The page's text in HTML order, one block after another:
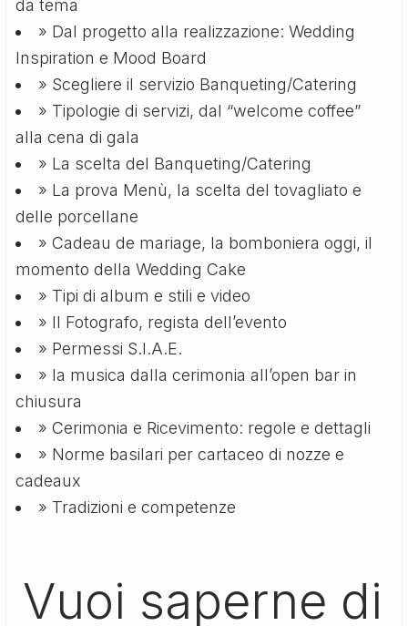
da tema
» Dal progetto alla realizzazione: Wedding
Inspiration e Mood Board
» Scegliere il servizio Banqueting/Catering
» Tipologie di servizi, dal “welcome coffee”
alla cena di gala
» La scelta del Banqueting/Catering
» La prova Menù, la scelta del tovagliato e
delle porcellane
» Cadeau de mariage, la bomboniera oggi, il
momento della Wedding Cake
» Tipi di album e stili e video
» Il Fotografo, regista dell’evento
» Permessi S.I.A.E.
» la musica dalla cerimonia all’open bar in
chiusura
» Cerimonia e Ricevimento: regole e dettagli
» Norme basilari per cartaceo di nozze e
cadeaux
» Tradizioni e competenze
Vuoi saperne di